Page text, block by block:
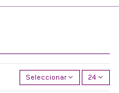
Seleccionar 24